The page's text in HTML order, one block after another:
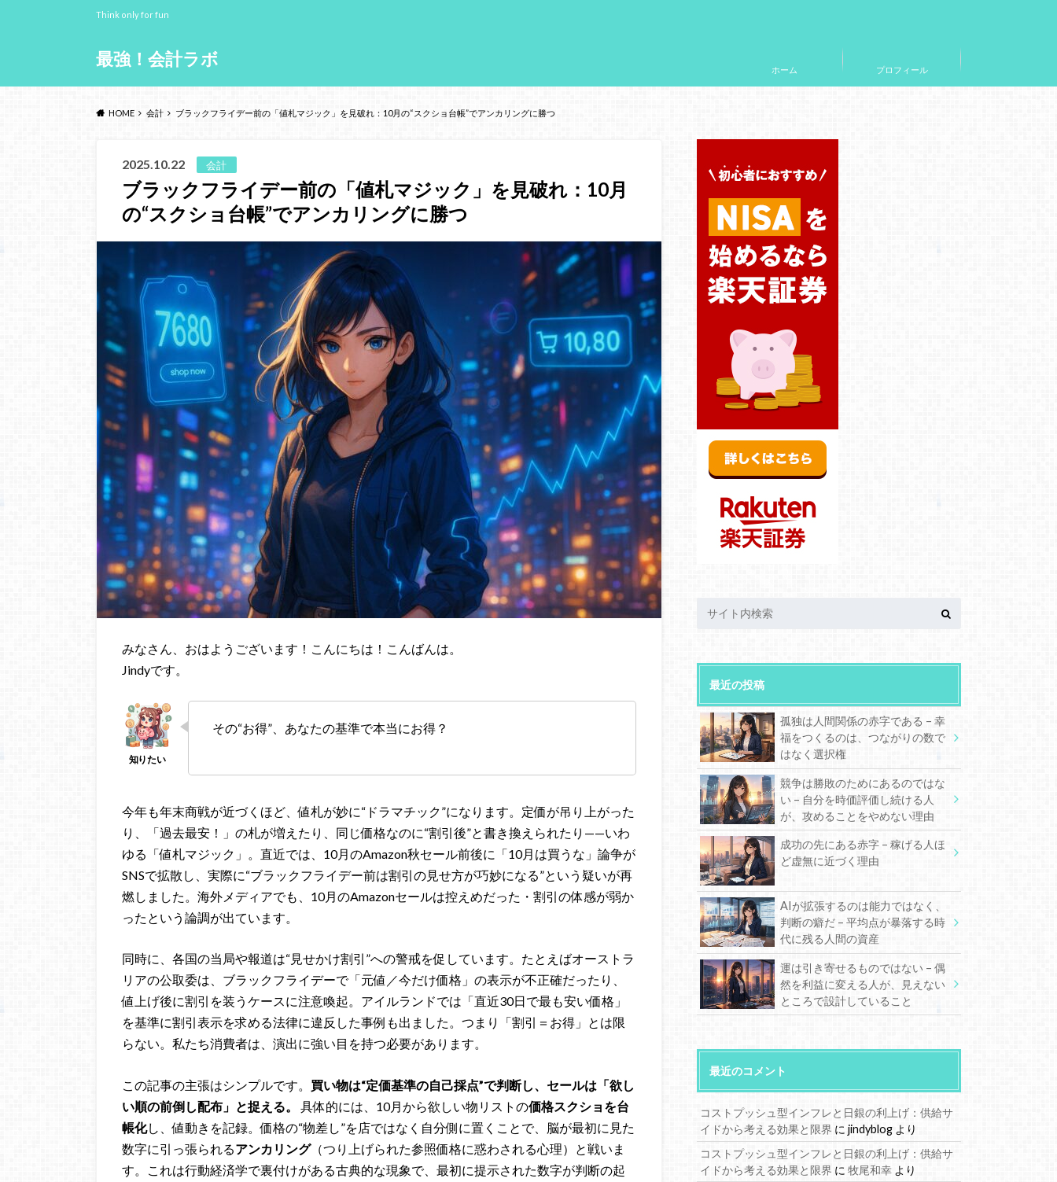
最強！会計ラボ
Think only for fun
ホーム プロフィール
HOME 会計 ブラックフライデー前の「値札マジック」を見破れ：10月の“スクショ台帳”でアンカリングに勝つ
2025.10.22 会計
ブラックフライデー前の「値札マジック」を見破れ：10月
の“スクショ台帳”でアンカリングに勝つ
みなさん、おはようございます！こんにちは！こんばんは。
Jindyです。
その“お得”、あなたの基準で本当にお得？
今年も年末商戦が近づくほど、値札が妙に“ドラマチック”になります。定価が吊り上がった
り、「過去最安！」の札が増えたり、同じ価格なのに“割引後”と書き換えられたり——いわ
ゆる「値札マジック」。直近では、10月のAmazon秋セール前後に「10月は買うな」論争が
SNSで拡散し、実際に“ブラックフライデー前は割引の見せ方が巧妙になる”という疑いが再
燃しました。海外メディアでも、10月のAmazonセールは控えめだった・割引の体感が弱か
ったという論調が出ています。
同時に、各国の当局や報道は“見せかけ割引”への警戒を促しています。たとえばオーストラ
リアの公取委は、ブラックフライデーで「元値／今だけ価格」の表示が不正確だったり、
値上げ後に割引を装うケースに注意喚起。アイルランドでは「直近30日で最も安い価格」
を基準に割引表示を求める法律に違反した事例も出ました。つまり「割引＝お得」とは限
らない。私たち消費者は、演出に強い目を持つ必要があります。
この記事の主張はシンプルです。 買い物は“定価基準の自己採点”で判断し、セールは「欲し
い順の前倒し配布」と捉える。
具体的には、10月から欲しい物リストの価格スクショを台
帳化し、値動きを記録。価格の“物差し”を店ではなく自分側に置くことで、脳が最初に見た
数字に引っ張られるアンカリング（つり上げられた参照価格に惑わされる心理）と戦いま
す。これは行動経済学で裏付けがある古典的な現象で、最初に提示された数字が判断の起
最近の投稿
孤独は人間関係の赤字である – 幸
福をつくるのは、つながりの数で
はなく選択権
競争は勝敗のためにあるのではな
い – 自分を時価評価し続ける人
が、攻めることをやめない理由
成功の先にある赤字 – 稼げる人ほ
ど虚無に近づく理由
AIが拡張するのは能力ではなく、
判断の癖だ – 平均点が暴落する時
代に残る人間の資産
運は引き寄せるものではない – 偶
然を利益に変える人が、見えない
ところで設計していること
最近のコメント
コストプッシュ型インフレと日銀の利上げ：供給サ
イドから考える効果と限界 にjindyblog より
コストプッシュ型インフレと日銀の利上げ：供給サ
イドから考える効果と限界 に牧尾和幸 より